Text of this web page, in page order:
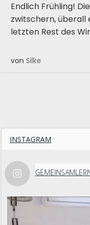
Endlich Frühling!
zwitschern, überall
letzten Rest des
von Silke
INSTAGRAM